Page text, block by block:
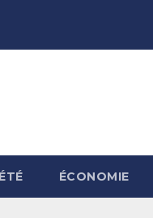
ÉCONOMIE